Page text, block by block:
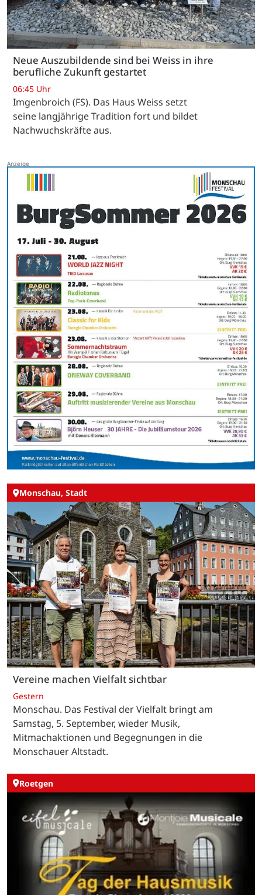
Neue Auszubildende sind bei Weiss in ihre
berufliche Zukunft gestartet
06:45 Uhr
Imgenbroich (FS). Das Haus Weiss setzt
seine langjährige Tradition fort und bildet
Nachwuchskräfte aus.
Monschau, Stadt
Vereine machen Vielfalt sichtbar
Gestern
Monschau. Das Festival der Vielfalt bringt am
Samstag, 5. September, wieder Musik,
Mitmachaktionen und Begegnungen in die
Monschauer Altstadt.
Roetgen